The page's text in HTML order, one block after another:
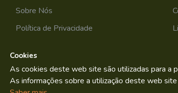
Sobre Nós
Política de Privacidade
Copyright © 2022. By
Cookies
As cookies deste web site são utilizadas para a
As informações sobre a utilização deste web